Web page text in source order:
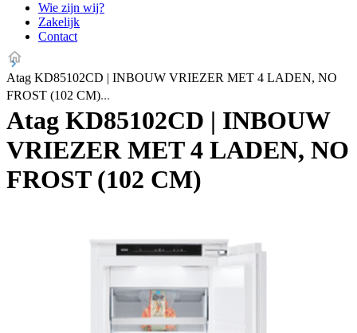
Wie zijn wij?
Zakelijk
Contact
Atag KD85102CD | INBOUW VRIEZER MET 4 LADEN, NO
FROST (102 CM)
Atag KD85102CD | INBOUW
VRIEZER MET 4 LADEN, NO
FROST (102 CM)